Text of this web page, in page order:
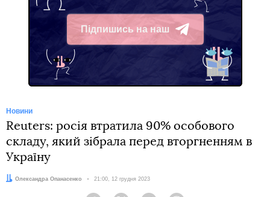
Підпишись на наш
Telegram
Новини
Reuters: росія втратила 90% особового
складу, який зібрала перед вторгненням в
Україну
Автор:
Олександра Опанасенко Дата:
21:00, 12 грудня 2023